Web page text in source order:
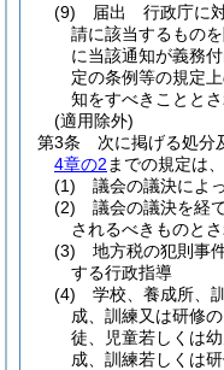
(9)
届出 行政庁に
請に該当するもの
に当該通知が義務
定の条例等の規定
知をすべきことと
(適用除外)
第3条
次に掲げる処分
4章の2 までの規定は
(1)
議会の議決によ
(2)
議会の議決を経
されるべきものと
(3)
地方税の犯則事
する行政指導
(4)
学校、養成所、
成、訓練又は研修
徒、児童若しくは
成、訓練若しくは